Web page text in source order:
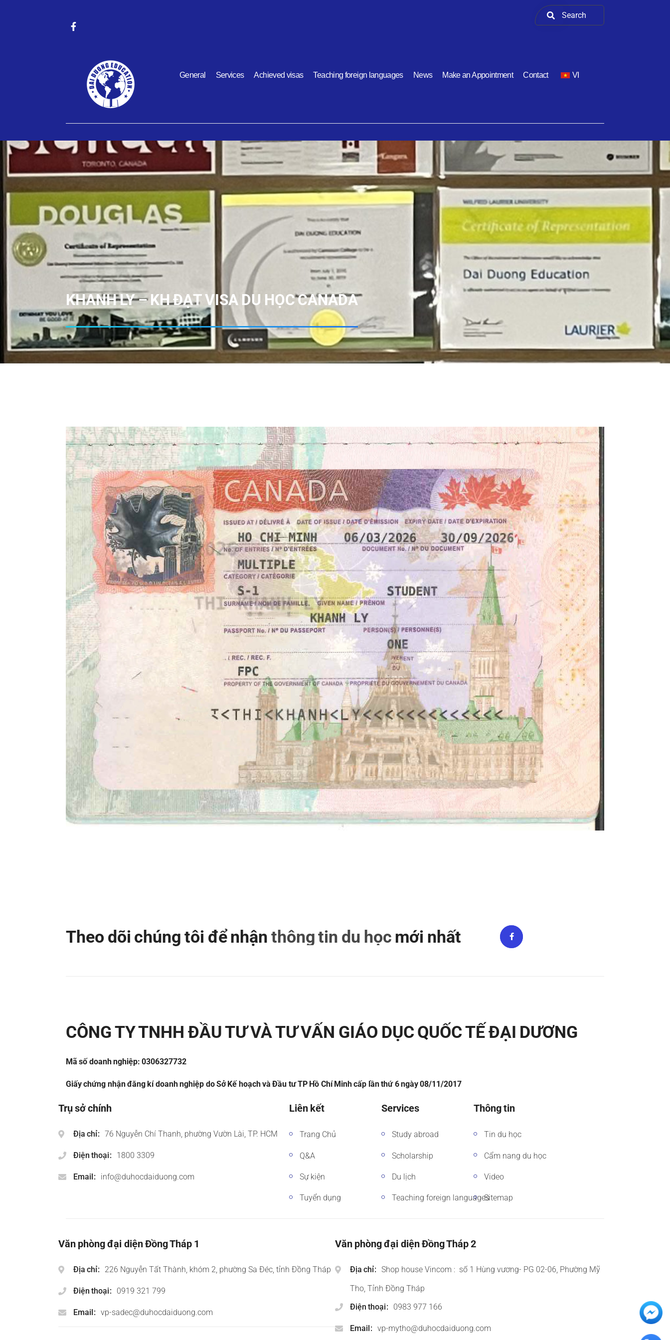
General Services Achieved visas Teaching foreign languages News Make an Appointment Contact VI
KHANH LY – KH ĐẠT VISA DU HỌC CANADA
Theo dõi chúng tôi để nhận thông tin du học mới nhất
CÔNG TY TNHH ĐẦU TƯ VÀ TƯ VẤN GIÁO DỤC QUỐC TẾ ĐẠI DƯƠNG
Mã số doanh nghiệp: 0306327732
Giấy chứng nhận đăng kí doanh nghiệp do Sở Kế hoạch và Đầu tư TP Hồ Chí Minh cấp lần thứ 6 ngày 08/11/2017
Trụ sở chính
Địa chỉ 76 Nguyễn Chí Thanh, phường Vườn Lài, TP. HCM
Điện thoại 1800 3309
Email info@duhocdaiduong.com
Liên kết
Trang Chủ
Q&A
Sự kiện
Tuyển dụng
Services
Study abroad
Scholarship
Du lịch
Teaching foreign languages
Thông tin
Tin du học
Cẩm nang du học
Video
Sitemap
Văn phòng đại diện Đồng Tháp 1
Địa chỉ 226 Nguyễn Tất Thành, khóm 2, phường Sa Đéc, tỉnh Đồng Tháp
Điện thoại 0919 321 799
Email vp-sadec@duhocdaiduong.com
Văn phòng đại diện Đồng Tháp 2
Địa chỉ
Shop house Vincom : số 1 Hùng vương- PG 02-06, Phường Mỹ
Tho, Tỉnh Đồng Tháp
Điện thoại
0983 977 166
Email vp-mytho@duhocdaiduong.com